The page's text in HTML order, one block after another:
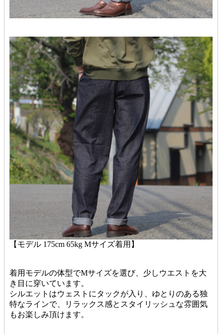
【モデル 175cm 65kg Mサイズ着用】
着用モデルの体型でMサイズを選び、少しウエストを大
き目に穿いています。
シルエットはウェストにタックが入り、ゆとりのある独
特なラインで、リラックス感とスタイリッシュな雰囲気
もお楽しみ頂けます。